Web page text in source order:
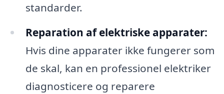
standarder.
Reparation af elektriske apparater:
Hvis dine apparater ikke fungerer som
de skal, kan en professionel elektriker
diagnosticere og reparere